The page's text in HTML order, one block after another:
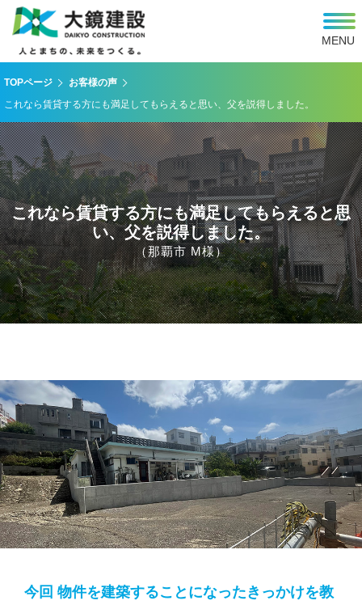
MENU
TOPページ
お客様の声
これなら賃貸する方にも満足してもらえると思い、父を説得しました。
これなら賃貸する方にも満足してもらえると思
い、父を説得しました。
（那覇市 M様）
今回 物件を建築することになったきっかけを教